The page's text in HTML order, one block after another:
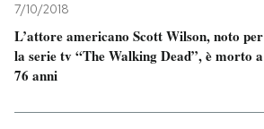
7/10/2018
L’attore americano Scott Wilson, noto per
la serie tv “The Walking Dead”, è morto a
76 anni